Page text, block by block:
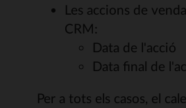
Les accions de
CRM:
Data de l'acció
Data final de
Per a tots els casos, el